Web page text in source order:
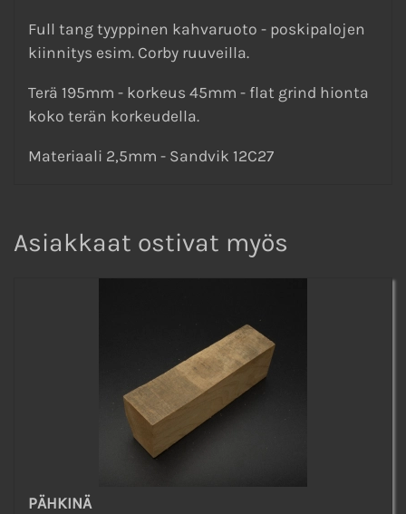
Full tang tyyppinen kahvaruoto - poskipalojen
kiinnitys esim. Corby ruuveilla.
Terä 195mm - korkeus 45mm - flat grind hionta
koko terän korkeudella.
Materiaali 2,5mm - Sandvik 12C27
Asiakkaat ostivat myös
PÄHKINÄ